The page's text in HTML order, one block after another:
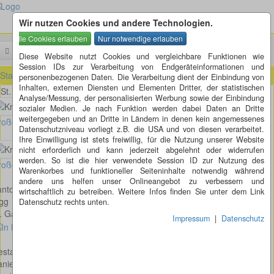
Wir nutzen Cookies und andere Technologien.
Diese Website nutzt Cookies und vergleichbare Funktionen wie
Session IDs zur Verarbeitung von Endgeräteinformationen und
personenbezogenen Daten. Die Verarbeitung dient der Einbindung von
Inhalten, externen Diensten und Elementen Dritter, der statistischen
Analyse/Messung, der personalisierten Werbung sowie der Einbindung
sozialer Medien. Je nach Funktion werden dabei Daten an Dritte
weitergegeben und an Dritte in Ländern in denen kein angemessenes
Datenschutzniveau vorliegt z.B. die USA und von diesen verarbeitet.
Ihre Einwilligung ist stets freiwillig, für die Nutzung unserer Website
nicht erforderlich und kann jederzeit abgelehnt oder widerrufen
werden. So ist die hier verwendete Session ID zur Nutzung des
Warenkorbes und funktioneller Seiteninhalte notwendig während
andere uns helfen unser Onlineangebot zu verbessern und
wirtschaftlich zu betreiben. Weitere Infos finden Sie unter dem Link
Datenschutz rechts unten.
Impressum | Datenschutz
Startseite » ausländische Kreisel » Schweiz » Zürich (ZH) » Elgg (ZH)
St. Galler-Strasse - Bahnhofstrasse in Elgg
Bild anzeigen
Bild anzeigen
Zürich
Galler-Strasse - Bahnhofstrasse
Schwarz aus Effingen AG, IRON ART